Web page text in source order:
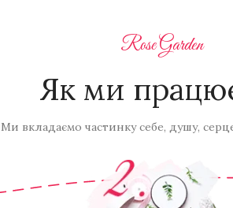
Rose Garden
Як ми
Ми вкладаємо частинку себе, душу,